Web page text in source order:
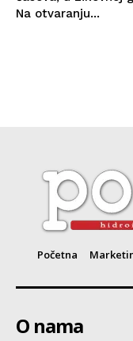
Na otvaranju...
Početna
O nama